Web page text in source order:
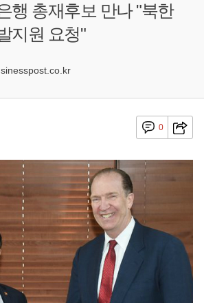
행 총재후보 만나 "북한
지원 요청"
0